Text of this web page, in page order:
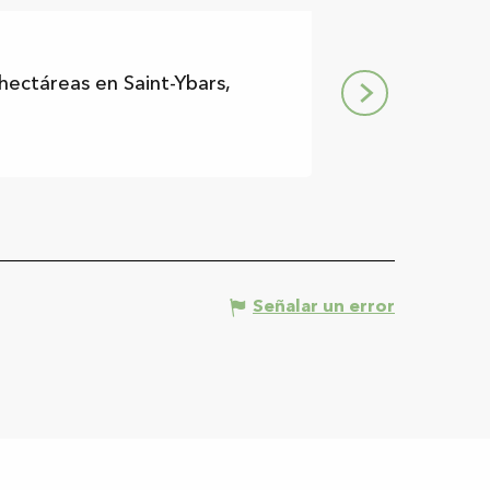
en Saint-Ybars,
Saint-Ybars
Señalar un error